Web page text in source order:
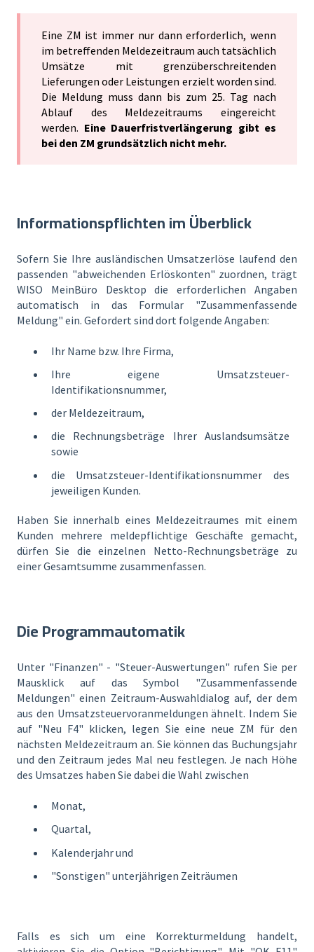
Eine ZM ist immer nur dann erforderlich, wenn
im betreffenden Meldezeitraum auch tatsächlich
Umsätze mit grenzüberschreitenden
Lieferungen oder Leistungen erzielt worden sind.
Die Meldung muss dann bis zum 25. Tag nach
Ablauf des Meldezeitraums eingereicht
werden. Eine Dauerfristverlängerung gibt es
bei den ZM grundsätzlich nicht mehr.
Informationspflichten im Überblick
Sofern Sie Ihre ausländischen Umsatzerlöse laufend den
passenden "abweichenden Erlöskonten" zuordnen, trägt
WISO MeinBüro Desktop die erforderlichen Angaben
automatisch in das Formular "Zusammenfassende
Meldung" ein. Gefordert sind dort folgende Angaben:
Ihr Name bzw. Ihre Firma,
Ihre eigene Umsatzsteuer-
Identifikationsnummer,
der Meldezeitraum,
die Rechnungsbeträge Ihrer Auslandsumsätze
sowie
die Umsatzsteuer-Identifikationsnummer des
jeweiligen Kunden.
Haben Sie innerhalb eines Meldezeitraumes mit einem
Kunden mehrere meldepflichtige Geschäfte gemacht,
dürfen Sie die einzelnen Netto-Rechnungsbeträge zu
einer Gesamtsumme zusammenfassen.
Die Programmautomatik
Unter "Finanzen" - "Steuer-Auswertungen" rufen Sie per
Mausklick auf das Symbol "Zusammenfassende
Meldungen" einen Zeitraum-Auswahldialog auf, der dem
aus den Umsatzsteuervoranmeldungen ähnelt. Indem Sie
auf "Neu F4" klicken, legen Sie eine neue ZM für den
nächsten Meldezeitraum an. Sie können das Buchungsjahr
und den Zeitraum jedes Mal neu festlegen. Je nach Höhe
des Umsatzes haben Sie dabei die Wahl zwischen
Monat,
Quartal,
Kalenderjahr und
"Sonstigen" unterjährigen Zeiträumen
Falls es sich um eine Korrekturmeldung handelt,